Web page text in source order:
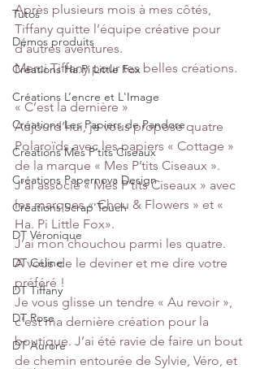
Tutos
Démos produits
Créations Ha.Pi Little Fox
Créations L’encre et L'Image
Créations Les Papiers de Pandore
Créations Mes P’tits Ciseaux
Créations Papernova Design
Créations Scrap'Touch
DT Véronique
DT Céline
DT Tiffany
DT Rose
DT Aurore
Après plusieurs mois à mes côtés,
Tiffany quitte l’équipe créative pour
d’autres aventures.
Merci Tiffany pour tes belles créations.
« C’est la dernière »
Aujourd’hui, je vous propose quatre
Polaroïds avec les papiers « Cottage »
de la marque « Mes P’tits Ciseaux ».
J’ai associé « Mes P’tits Ciseaux » avec
les marques « Chou & Flowers » et «
Ha. Pi Little Fox».
J’ai mon chouchou parmi les quatre.
A vous de le deviner et me dire votre
préféré !
Je vous glisse un tendre « Au revoir »,
c’est ma dernière création pour la
boutique. J’ai été ravie de faire un bout
de chemin entourée de Sylvie, Véro, et